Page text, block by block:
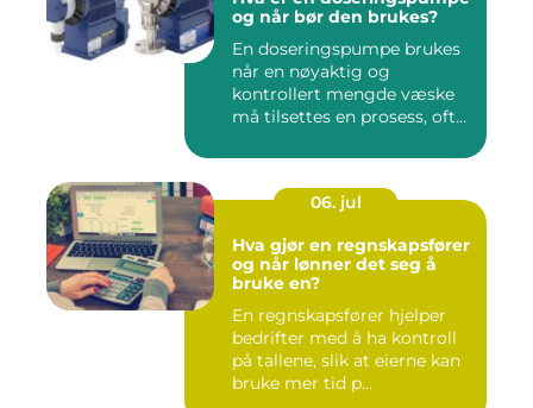
og når bør den brukes?
En doseringspumpe brukes
når en nøyaktig og
kontrollert mengde væske
må tilsettes en prosess, ofte
06. jul
Hva gjør en regnskapsfører
og når lønner det seg å
bruke en?
En regnskapsfører hjelper
bedrifter med å ha kontroll
på tallene, slik at eierne kan
bruke mer tid p...